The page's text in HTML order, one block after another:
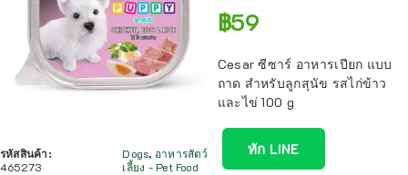
รหัสสินค้า:
465273
Dogs, อาหารสัตว์
เลี้ยง - Pet Food
฿59
Cesar ซีซาร์ อาหารเปียก แบบ
ถาด สำหรับลูกสุนัข รสไก่ข้าว
และไข่ 100 g
ทัก LINE